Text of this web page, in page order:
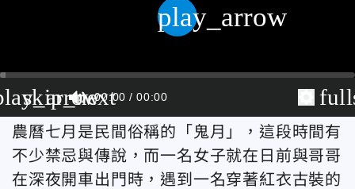
skip_next
00:00 00:00
play_arrow
農曆七月是民間俗稱的「鬼月」，這段時間有
不少禁忌與傳說，而一名女子就在日前與哥哥
在深夜開車出門時，遇到一名穿著紅衣古裝的